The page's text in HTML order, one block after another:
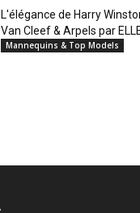
L'élégance de Harry
Van Cleef & Arpels par
Mannequins & Top Models